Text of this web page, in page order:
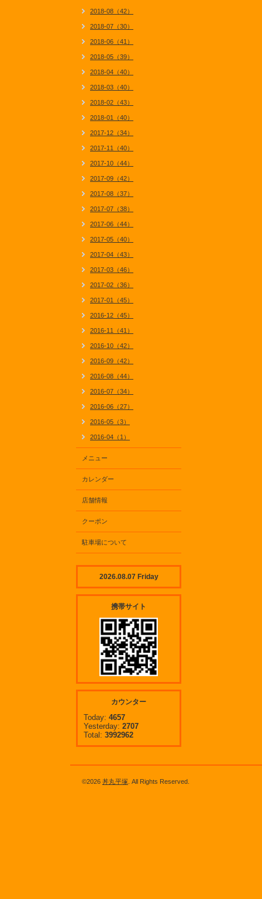
2018-08（42）
2018-07（30）
2018-06（41）
2018-05（39）
2018-04（40）
2018-03（40）
2018-02（43）
2018-01（40）
2017-12（34）
2017-11（40）
2017-10（44）
2017-09（42）
2017-08（37）
2017-07（38）
2017-06（44）
2017-05（40）
2017-04（43）
2017-03（46）
2017-02（36）
2017-01（45）
2016-12（45）
2016-11（41）
2016-10（42）
2016-09（42）
2016-08（44）
2016-07（34）
2016-06（27）
2016-05（3）
2016-04（1）
メニュー
カレンダー
店舗情報
クーポン
駐車場について
2026.08.07 Friday
携帯サイト
カウンター
Today: 4657
Yesterday: 2707
Total: 3992962
©2026 丼丸平塚 . All Rights Reserved.